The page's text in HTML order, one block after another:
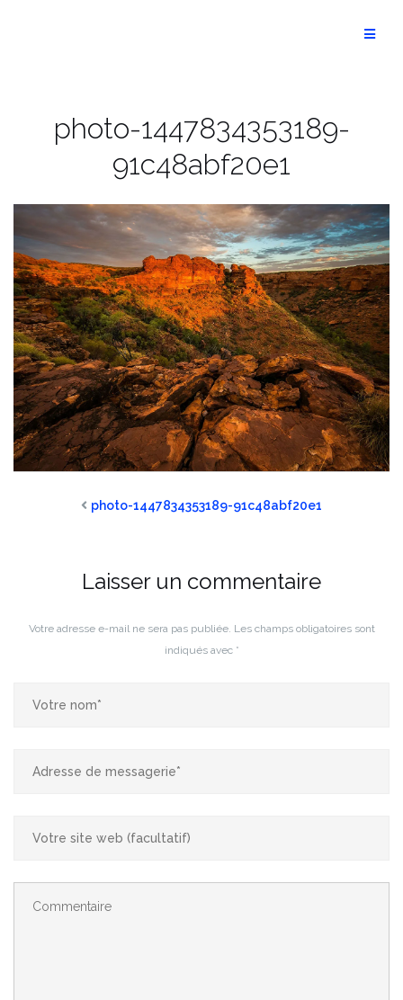
photo-1447834353189-
91c48abf20e1
photo-1447834353189-91c48abf20e1
Laisser un commentaire
Votre adresse e-mail ne sera pas publiée. Les champs obligatoires sont
indiqués avec *